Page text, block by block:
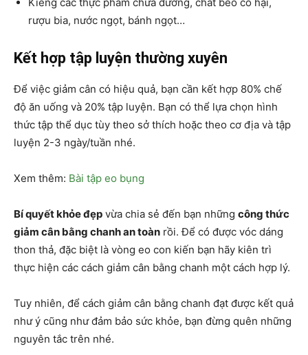
rượu bia, nước ngọt, bánh ngọt…
Kết hợp tập luyện thường xuyên
Để việc giảm cân có hiệu quả, bạn cần kết hợp 80% chế
độ ăn uống và 20% tập luyện. Bạn có thể lựa chọn hình
thức tập thể dục tùy theo sở thích hoặc theo cơ địa và tập
luyện 2-3 ngày/tuần nhé.
Xem thêm: Bài tập eo bụng
Bí quyết khỏe đẹp vừa chia sẻ đến bạn những công thức
giảm cân bằng chanh an toàn rồi. Để có được vóc dáng
thon thả, đặc biệt là vòng eo con kiến bạn hãy kiên trì
thực hiện các cách giảm cân bằng chanh một cách hợp lý.
Tuy nhiên, để cách giảm cân bằng chanh đạt được kết quả
như ý cũng như đảm bảo sức khỏe, bạn đừng quên những
nguyên tắc trên nhé.